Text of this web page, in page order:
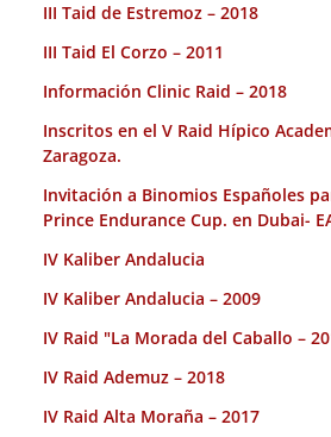
III Taid de Estremoz – 2018
III Taid El Corzo – 2011
Información Clinic Raid – 2018
Inscritos en el V Raid Hípico
Zaragoza.
Invitación a Binomios Españoles
Prince Endurance Cup. en Dubai-
IV Kaliber Andalucia
IV Kaliber Andalucia – 2009
IV Raid "La Morada del Caballo –
IV Raid Ademuz – 2018
IV Raid Alta Moraña – 2017